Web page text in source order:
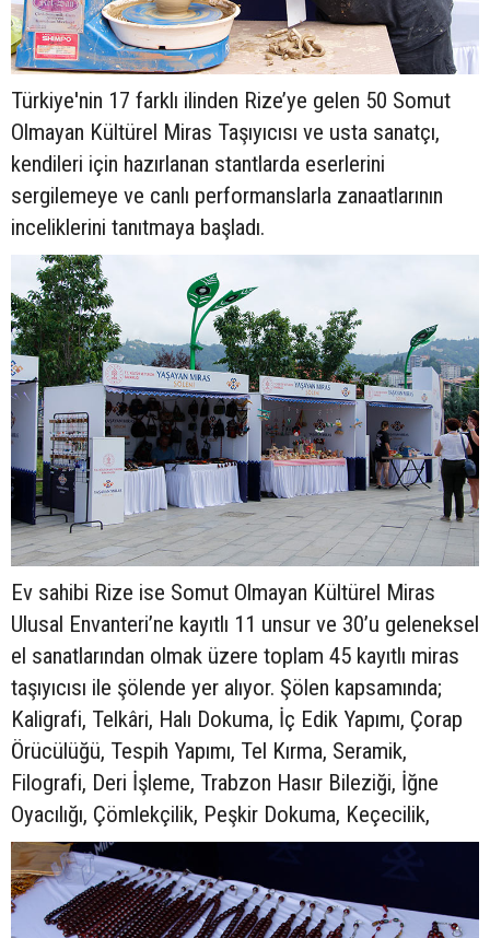
Türkiye'nin 17 farklı ilinden Rize’ye gelen 50 Somut
Olmayan Kültürel Miras Taşıyıcısı ve usta sanatçı,
kendileri için hazırlanan stantlarda eserlerini
sergilemeye ve canlı performanslarla zanaatlarının
inceliklerini tanıtmaya başladı.
Ev sahibi Rize ise Somut Olmayan Kültürel Miras
Ulusal Envanteri’ne kayıtlı 11 unsur ve 30’u geleneksel
el sanatlarından olmak üzere toplam 45 kayıtlı miras
taşıyıcısı ile şölende yer alıyor. Şölen kapsamında;
Kaligrafi, Telkâri, Halı Dokuma, İç Edik Yapımı, Çorap
Örücülüğü, Tespih Yapımı, Tel Kırma, Seramik,
Filografi, Deri İşleme, Trabzon Hasır Bileziği, İğne
Oyacılığı, Çömlekçilik, Peşkir Dokuma, Keçecilik,